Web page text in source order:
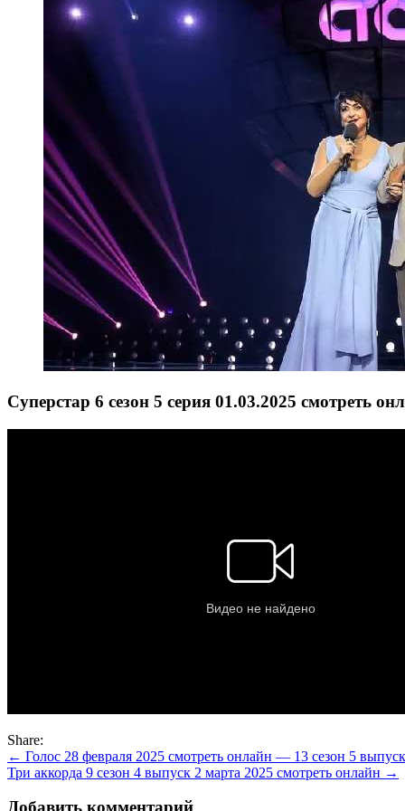
Суперстар 6 сезон 5 серия 01.03.2025 смотреть
Share:
Навигация
по
← Голос 28 февраля 2025 смотреть онлайн — 13 сезон 5 выпуск
Три аккорда 9 сезон 4 выпуск 2 марта 2025 смотреть онлайн →